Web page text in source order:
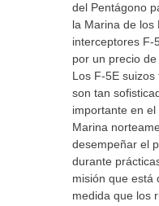
del Pentágono
la Marina de los
interceptores F-
por un precio
Los F-5E suizos
son tan
importante en
Marina
desempeñar el
durante
misión que está
medida que los